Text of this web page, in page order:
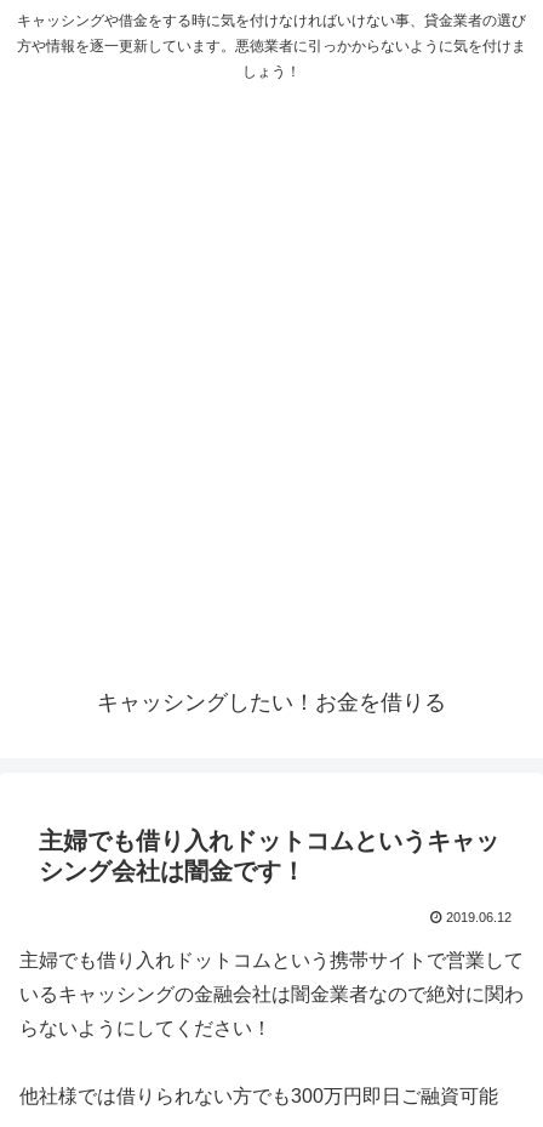
キャッシングや借金をする時に気を付けなければいけない事、貸金業者の選び
方や情報を逐一更新しています。悪徳業者に引っかからないように気を付けま
しょう！
キャッシングしたい！お金を借りる
主婦でも借り入れドットコムというキャッ
シング会社は闇金です！
2019.06.12
主婦でも借り入れドットコム という携帯サイトで営業して
いるキャッシングの金融会社は闇金業者なので絶対に関わ
らないようにしてください！
他社様では借りられない方でも300万円即日ご融資可能